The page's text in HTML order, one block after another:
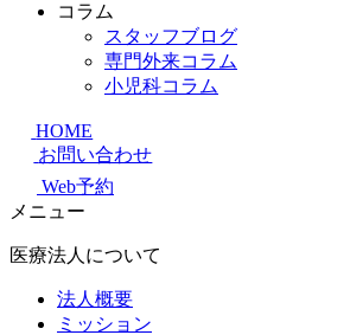
コラム
スタッフブログ
専門外来コラム
小児科コラム
HOME
お問い合わせ
Web予約
メニュー
医療法人について
法人概要
ミッション